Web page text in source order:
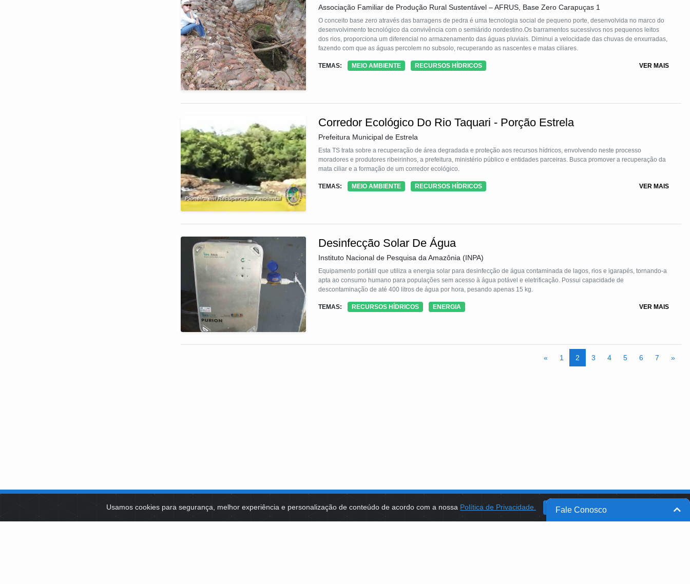
Usamos cookies para segurança, melhor experiência e personalização de conteúdo de acordo com a nossa Política de Privacidade. OK
Associação Familiar de Produção Rural Sustentável – AFRUS, Base Zero Carapuças 1
O conceito base zero através das barragens de pedra é uma tecnologia social de pequeno porte, desenvolvida no marco do
desenvolvimento tecnológico da convivência com o semiárido nordestino.Os barramentos sucessivos nos pequenos leitos
dos rios, proporciona um diferencial no armazenamento das águas pluviais. Diminui a velocidade das chuvas de enxurradas,
fazendo com que as águas percolem no subsolo, recuperando as nascentes e matas ciliares.
TEMAS: MEIO AMBIENTE RECURSOS HÍDRICOS VER MAIS
Corredor Ecológico Do Rio Taquari - Porção Estrela
Prefeitura Municipal de Estrela
Esta TS trata sobre a recuperação de área degradada e proteção aos recursos hídricos, envolvendo neste processo
moradores e produtores ribeirinhos, a prefeitura, ministério público e entidades parceiras. Busca promover a recuperação da
mata ciliar e a formação de um corredor ecológico.
TEMAS: MEIO AMBIENTE RECURSOS HÍDRICOS VER MAIS
Desinfecção Solar De Água
Instituto Nacional de Pesquisa da Amazônia (INPA)
Equipamento portátil que utiliza a energia solar para desinfecção de água contaminada de lagos, rios e igarapés, tornando-a
apta ao consumo humano para populações sem acesso à água potável e eletrificação. Possui capacidade de
descontaminação de até 400 litros de água por hora, pesando apenas 15 kg.
TEMAS: RECURSOS HÍDRICOS ENERGIA VER MAIS
« 1 2 3 4 5 6 7 »
Fale Conosco
PLATAFORMA DE TECNOLOGIAS IDENTIDADE VISUAL BANCO DO BRASIL